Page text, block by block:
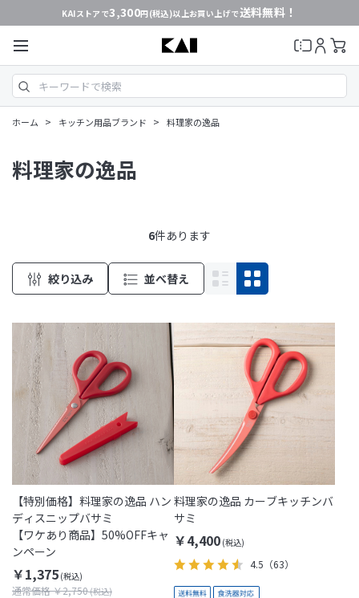
KAIストアで3,300円(税込)以上お買い上げで送料無料！
ホーム > キッチン用品ブランド > 料理家の逸品
料理家の逸品
6件あります
絞り込み 並べ替え
【特別価格】料理家の逸品 ハン
ディスニップバサミ
【ワケあり商品】50%OFFキャ
ンペーン
￥1,375
通常価格 ￥2,750
料理家の逸品 カーブキッチンバ
サミ
￥4,400
4.5 （63）